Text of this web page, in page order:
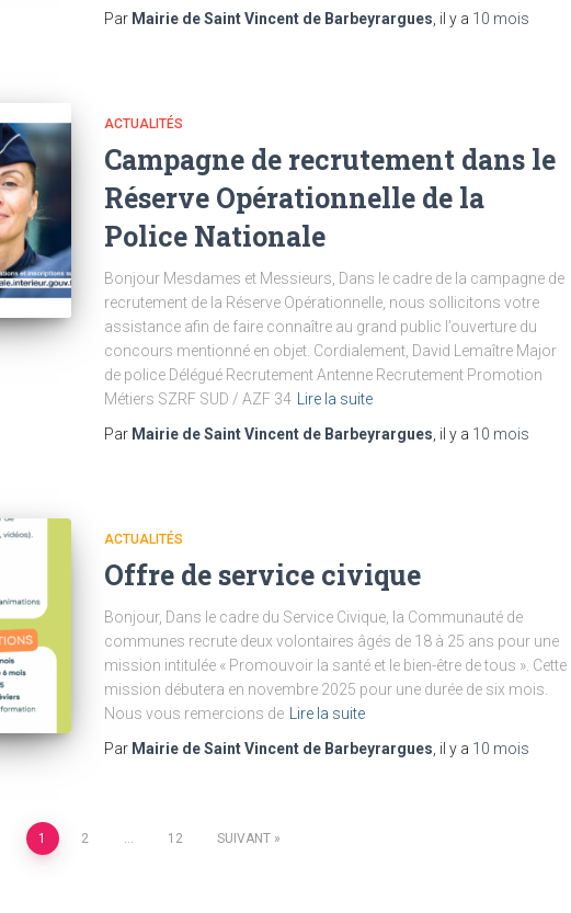
Par Mairie de Saint Vincent de Barbeyrargues , il y a 10 mois
ACTUALITÉS
Campagne de recrutement dans le
Réserve Opérationnelle de la
Police Nationale
Bonjour Mesdames et Messieurs, Dans le cadre de la campagne de
recrutement de la Réserve Opérationnelle, nous sollicitons votre
assistance afin de faire connaître au grand public l’ouverture du
concours mentionné en objet. Cordialement, David Lemaître Major
de police Délégué Recrutement Antenne Recrutement Promotion
Métiers SZRF SUD / AZF 34
Lire la suite
Par Mairie de Saint Vincent de Barbeyrargues , il y a 10 mois
ACTUALITÉS
Offre de service civique
Bonjour, Dans le cadre du Service Civique, la Communauté de
communes recrute deux volontaires âgés de 18 à 25 ans pour une
mission intitulée « Promouvoir la santé et le bien-être de tous ». Cette
mission débutera en novembre 2025 pour une durée de six mois.
Nous vous remercions de
Lire la suite
Par Mairie de Saint Vincent de Barbeyrargues , il y a 10 mois
1 2 12 SUIVANT